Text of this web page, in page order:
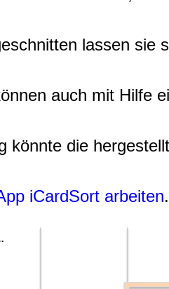
lassen sie
auch mit Hilfe
könnte die
iCardSort arbeiten.